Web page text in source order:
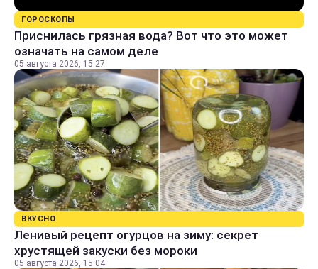
ГОРОСКОПЫ
Приснилась грязная вода? Вот что это может
означать на самом деле
05 августа 2026, 15:27
ВКУСНО
Ленивый рецепт огурцов на зиму: секрет
хрустящей закуски без мороки
05 августа 2026, 15:04